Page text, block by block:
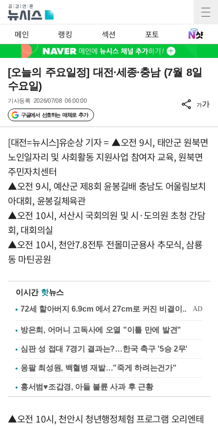
메인 랭킹 섹션 포토
[오늘의 주요일정] 대전·세종·충남 (7월 8일
수요일)
기사등록 2026/07/08 06:00:00
구글에서 선호하는 매체로 추가
가가
[대전=뉴시스]유순상 기자 = ▲오전 9시, 태안군 원북면
노인일자리 및 사회활동 지원사업 참여자 교육, 원북면
주민자치센터
▲오전 9시, 예산군 제8회 윤봉길배 충남도 어울림보치
아대회, 윤봉길체육관
▲오전 10시, 서산시 국회의원 및 시·도의원 초청 간담
회, 대회의실
▲오전 10시, 천안7.8전투 전몰미군용사 추모식, 삼룡
동 마틴공원
이시간 핫뉴스
방은희, 어머니 고독사에 오열 "이틀 만에 발견"
심판 성 접대 7경기 결과는?…한국 축구 '5승 2무'
응팔 최성원, 백혈병 재발…"죽게 하려는건가"
홍서범♥조갑경, 아들 불륜 사과 후 근황
▲오전 10시, 천안시 청년행정체험 프로그램 오리엔테